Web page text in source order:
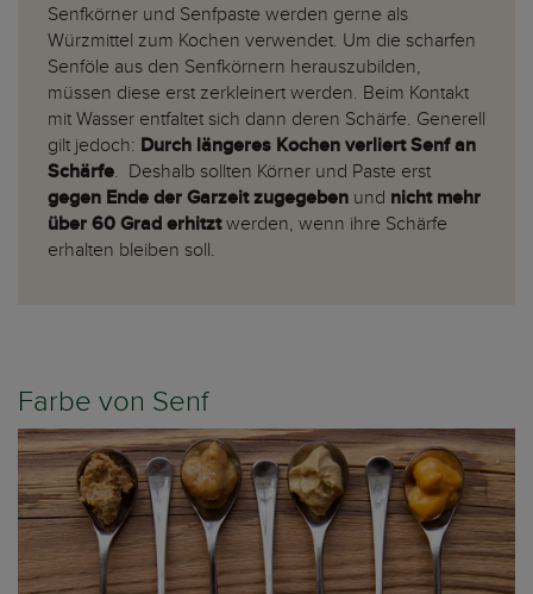
Senfkörner und Senfpaste werden gerne als
Würzmittel zum Kochen verwendet. Um die scharfen
Senföle aus den Senfkörnern herauszubilden,
müssen diese erst zerkleinert werden. Beim Kontakt
mit Wasser entfaltet sich dann deren Schärfe. Generell
gilt jedoch: Durch längeres Kochen verliert Senf an
Schärfe. Deshalb sollten Körner und Paste erst
gegen Ende der Garzeit zugegeben und nicht mehr
über 60 Grad erhitztwerden, wenn ihre Schärfe
erhalten bleiben soll.
Farbe von Senf